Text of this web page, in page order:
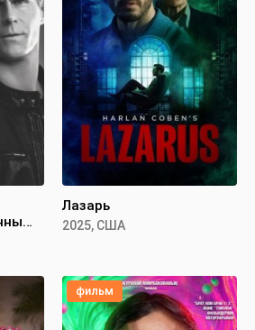
Лазарь
2025, США
фильм